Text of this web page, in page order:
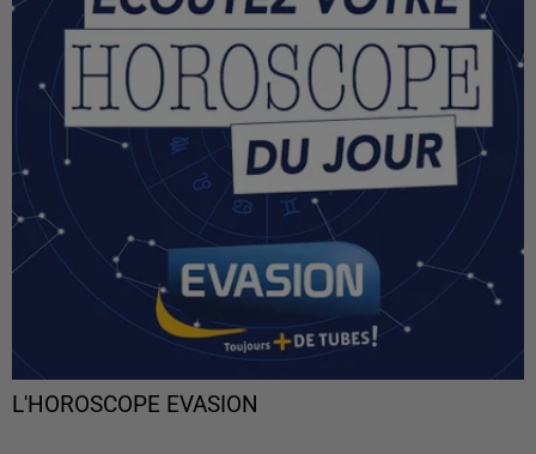
L'HOROSCOPE EVASION